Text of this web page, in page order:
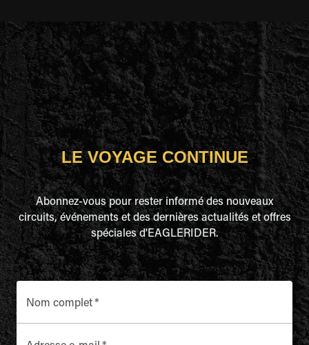
LE VOYAGE CONTINUE
Abonnez-vous pour rester informé des nouveaux
circuits, événements et des dernières actualités et offres
spéciales d'EAGLERIDER.
Nom complet*